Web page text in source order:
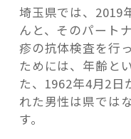
埼玉県では、2019
んと、そのパート
疹の抗体検査を行
ためには、年齢と
た、1962年4月2日
れた男性は県では
す。